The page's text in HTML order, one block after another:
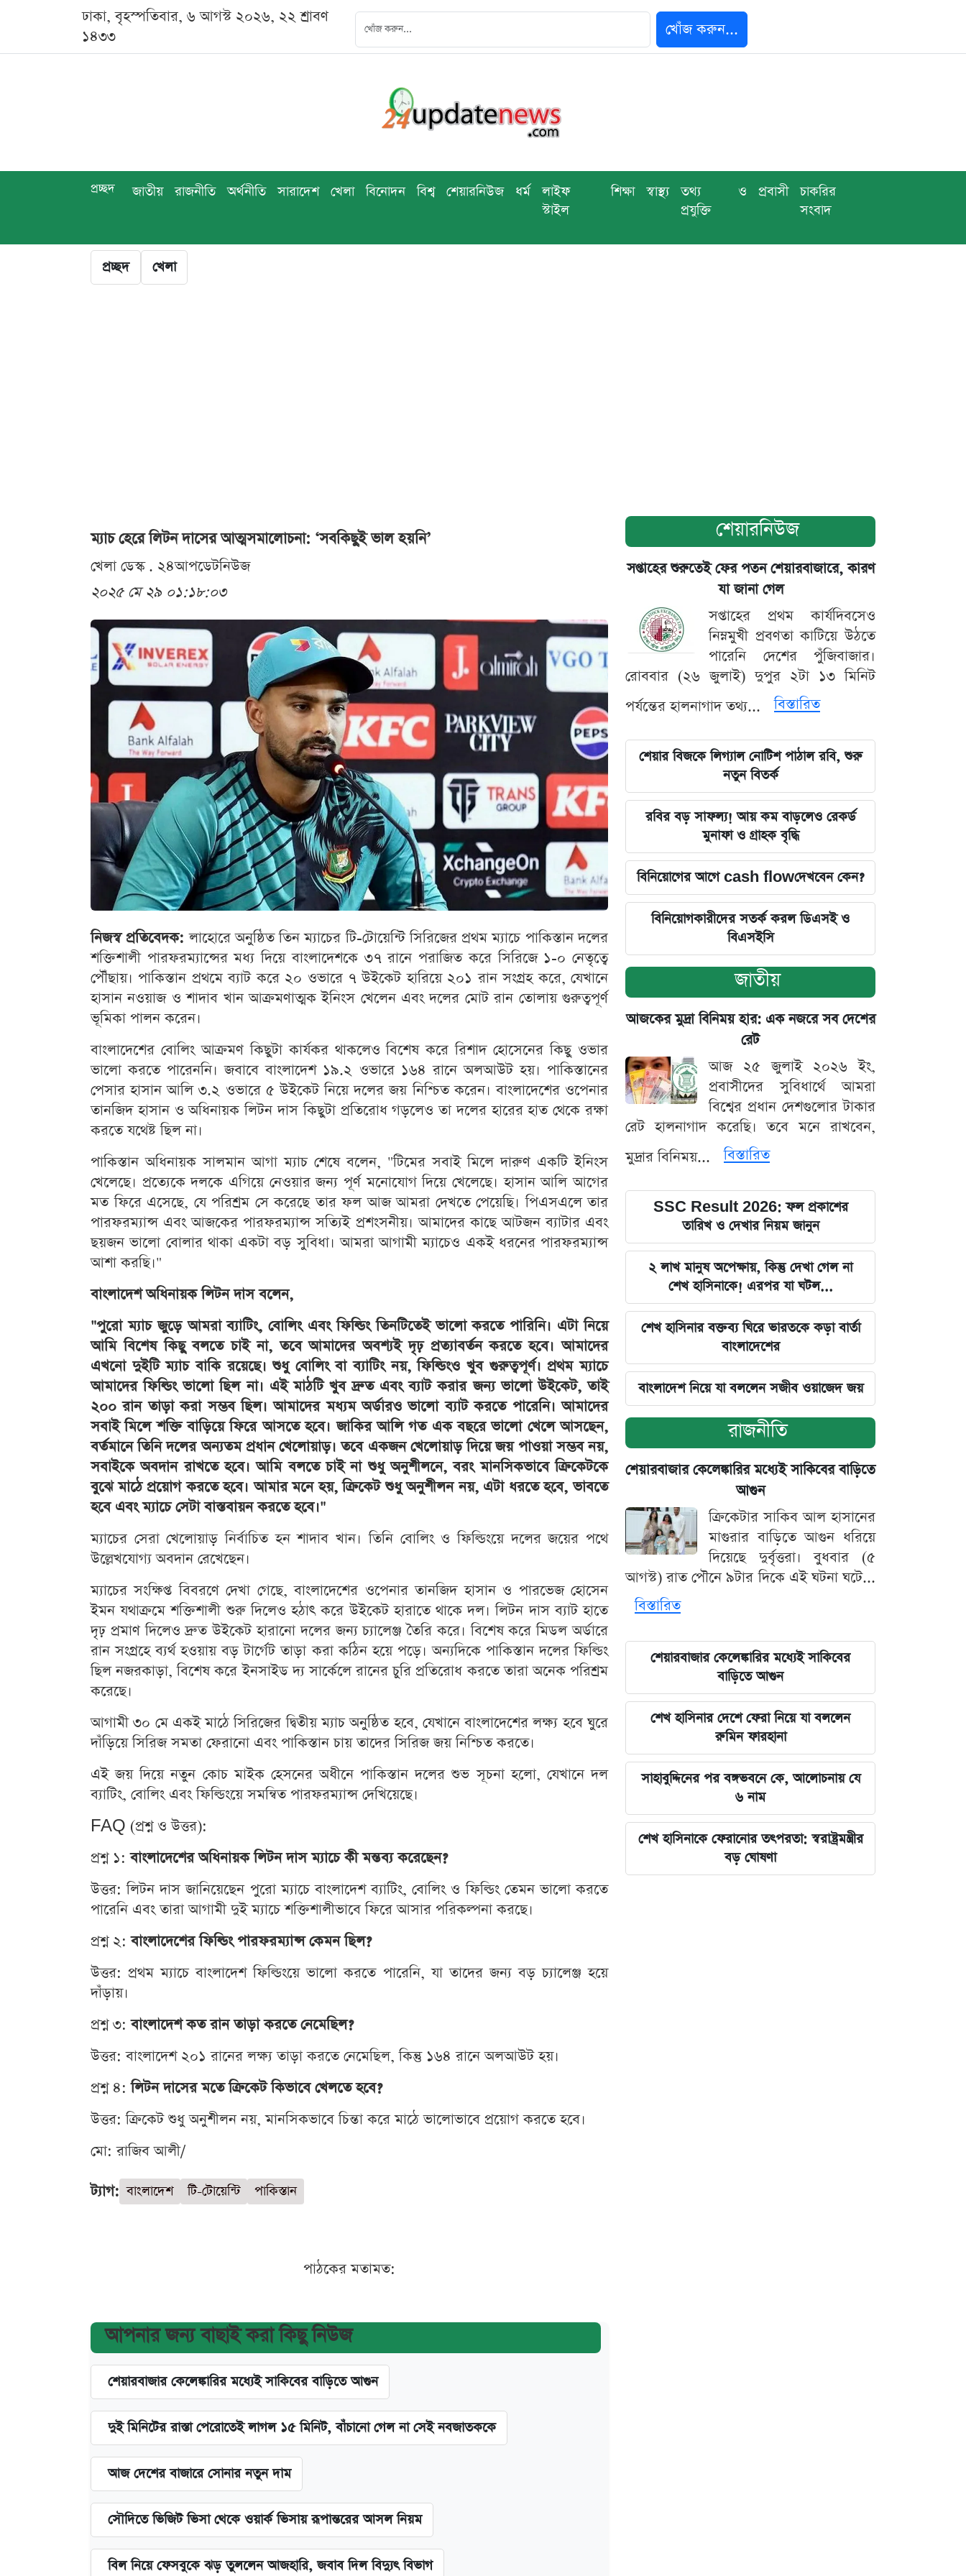
ঢাকা, বৃহস্পতিবার, ৬ আগস্ট ২০২৬, ২২ শ্রাবণ
১৪৩৩
খোঁজ করুন...
প্রচ্ছদ জাতীয় রাজনীতি অর্থনীতি সারাদেশ খেলা বিনোদন বিশ্ব শেয়ারনিউজ ধর্ম
লাইফ
স্টাইল
শিক্ষা স্বাস্থ্য
তথ্য ও
প্রযুক্তি
প্রবাসী
চাকরির
সংবাদ
প্রচ্ছদ খেলা
ম্যাচ হেরে লিটন দাসের আত্মসমালোচনা: ‘সবকিছুই ভাল হয়নি’
খেলা ডেস্ক . ২৪আপডেটনিউজ
২০২৫ মে ২৯ ০১:১৮:০৩
নিজস্ব প্রতিবেদক: লাহোরে অনুষ্ঠিত তিন ম্যাচের টি-টোয়েন্টি সিরিজের প্রথম ম্যাচে পাকিস্তান দলের
শক্তিশালী পারফরম্যান্সের মধ্য দিয়ে বাংলাদেশকে ৩৭ রানে পরাজিত করে সিরিজে ১-০ নেতৃত্বে
পৌঁছায়। পাকিস্তান প্রথমে ব্যাট করে ২০ ওভারে ৭ উইকেট হারিয়ে ২০১ রান সংগ্রহ করে, যেখানে
হাসান নওয়াজ ও শাদাব খান আক্রমণাত্মক ইনিংস খেলেন এবং দলের মোট রান তোলায় গুরুত্বপূর্ণ
ভূমিকা পালন করেন।
বাংলাদেশের বোলিং আক্রমণ কিছুটা কার্যকর থাকলেও বিশেষ করে রিশাদ হোসেনের কিছু ওভার
ভালো করতে পারেননি। জবাবে বাংলাদেশ ১৯.২ ওভারে ১৬৪ রানে অলআউট হয়। পাকিস্তানের
পেসার হাসান আলি ৩.২ ওভারে ৫ উইকেট নিয়ে দলের জয় নিশ্চিত করেন। বাংলাদেশের ওপেনার
তানজিদ হাসান ও অধিনায়ক লিটন দাস কিছুটা প্রতিরোধ গড়লেও তা দলের হারের হাত থেকে রক্ষা
করতে যথেষ্ট ছিল না।
পাকিস্তান অধিনায়ক সালমান আগা ম্যাচ শেষে বলেন, "টিমের সবাই মিলে দারুণ একটি ইনিংস
খেলেছে। প্রত্যেকে দলকে এগিয়ে নেওয়ার জন্য পূর্ণ মনোযোগ দিয়ে খেলেছে। হাসান আলি আগের
মত ফিরে এসেছে, যে পরিশ্রম সে করেছে তার ফল আজ আমরা দেখতে পেয়েছি। পিএসএলে তার
পারফরম্যান্স এবং আজকের পারফরম্যান্স সত্যিই প্রশংসনীয়। আমাদের কাছে আটজন ব্যাটার এবং
ছয়জন ভালো বোলার থাকা একটা বড় সুবিধা। আমরা আগামী ম্যাচেও একই ধরনের পারফরম্যান্স
আশা করছি।"
বাংলাদেশ অধিনায়ক লিটন দাস বলেন,
"পুরো ম্যাচ জুড়ে আমরা ব্যাটিং, বোলিং এবং ফিল্ডিং তিনটিতেই ভালো করতে পারিনি। এটা নিয়ে
আমি বিশেষ কিছু বলতে চাই না, তবে আমাদের অবশ্যই দৃঢ় প্রত্যাবর্তন করতে হবে। আমাদের
এখনো দুইটি ম্যাচ বাকি রয়েছে। শুধু বোলিং বা ব্যাটিং নয়, ফিল্ডিংও খুব গুরুত্বপূর্ণ। প্রথম ম্যাচে
আমাদের ফিল্ডিং ভালো ছিল না। এই মাঠটি খুব দ্রুত এবং ব্যাট করার জন্য ভালো উইকেট, তাই
২০০ রান তাড়া করা সম্ভব ছিল। আমাদের মধ্যম অর্ডারও ভালো ব্যাট করতে পারেনি। আমাদের
সবাই মিলে শক্তি বাড়িয়ে ফিরে আসতে হবে। জাকির আলি গত এক বছরে ভালো খেলে আসছেন,
বর্তমানে তিনি দলের অন্যতম প্রধান খেলোয়াড়। তবে একজন খেলোয়াড় দিয়ে জয় পাওয়া সম্ভব নয়,
সবাইকে অবদান রাখতে হবে। আমি বলতে চাই না শুধু অনুশীলনে, বরং মানসিকভাবে ক্রিকেটকে
বুঝে মাঠে প্রয়োগ করতে হবে। আমার মনে হয়, ক্রিকেট শুধু অনুশীলন নয়, এটা ধরতে হবে, ভাবতে
হবে এবং ম্যাচে সেটা বাস্তবায়ন করতে হবে।"
ম্যাচের সেরা খেলোয়াড় নির্বাচিত হন শাদাব খান। তিনি বোলিং ও ফিল্ডিংয়ে দলের জয়ের পথে
উল্লেখযোগ্য অবদান রেখেছেন।
ম্যাচের সংক্ষিপ্ত বিবরণে দেখা গেছে, বাংলাদেশের ওপেনার তানজিদ হাসান ও পারভেজ হোসেন
ইমন যথাক্রমে শক্তিশালী শুরু দিলেও হঠাৎ করে উইকেট হারাতে থাকে দল। লিটন দাস ব্যাট হাতে
দৃঢ় প্রমাণ দিলেও দ্রুত উইকেট হারানো দলের জন্য চ্যালেঞ্জ তৈরি করে। বিশেষ করে মিডল অর্ডারে
রান সংগ্রহে ব্যর্থ হওয়ায় বড় টার্গেট তাড়া করা কঠিন হয়ে পড়ে। অন্যদিকে পাকিস্তান দলের ফিল্ডিং
ছিল নজরকাড়া, বিশেষ করে ইনসাইড দ্য সার্কেলে রানের চুরি প্রতিরোধ করতে তারা অনেক পরিশ্রম
করেছে।
আগামী ৩০ মে একই মাঠে সিরিজের দ্বিতীয় ম্যাচ অনুষ্ঠিত হবে, যেখানে বাংলাদেশের লক্ষ্য হবে ঘুরে
দাঁড়িয়ে সিরিজ সমতা ফেরানো এবং পাকিস্তান চায় তাদের সিরিজ জয় নিশ্চিত করতে।
এই জয় দিয়ে নতুন কোচ মাইক হেসনের অধীনে পাকিস্তান দলের শুভ সূচনা হলো, যেখানে দল
ব্যাটিং, বোলিং এবং ফিল্ডিংয়ে সমন্বিত পারফরম্যান্স দেখিয়েছে।
FAQ (প্রশ্ন ও উত্তর):
প্রশ্ন ১:বাংলাদেশের অধিনায়ক লিটন দাস ম্যাচে কী মন্তব্য করেছেন?
উত্তর: লিটন দাস জানিয়েছেন পুরো ম্যাচে বাংলাদেশ ব্যাটিং, বোলিং ও ফিল্ডিং তেমন ভালো করতে
পারেনি এবং তারা আগামী দুই ম্যাচে শক্তিশালীভাবে ফিরে আসার পরিকল্পনা করছে।
প্রশ্ন ২:বাংলাদেশের ফিল্ডিং পারফরম্যান্স কেমন ছিল?
উত্তর: প্রথম ম্যাচে বাংলাদেশ ফিল্ডিংয়ে ভালো করতে পারেনি, যা তাদের জন্য বড় চ্যালেঞ্জ হয়ে
দাঁড়ায়।
প্রশ্ন ৩:বাংলাদেশ কত রান তাড়া করতে নেমেছিল?
উত্তর: বাংলাদেশ ২০১ রানের লক্ষ্য তাড়া করতে নেমেছিল, কিন্তু ১৬৪ রানে অলআউট হয়।
প্রশ্ন ৪:লিটন দাসের মতে ক্রিকেট কিভাবে খেলতে হবে?
উত্তর: ক্রিকেট শুধু অনুশীলন নয়, মানসিকভাবে চিন্তা করে মাঠে ভালোভাবে প্রয়োগ করতে হবে।
মো: রাজিব আলী/
ট্যাগ: বাংলাদেশ টি-টোয়েন্টি পাকিস্তান
পাঠকের মতামত:
আপনার জন্য বাছাই করা কিছু নিউজ
শেয়ারবাজার কেলেঙ্কারির মধ্যেই সাকিবের বাড়িতে আগুন
দুই মিনিটের রাস্তা পেরোতেই লাগল ১৫ মিনিট, বাঁচানো গেল না সেই নবজাতককে
আজ দেশের বাজারে সোনার নতুন দাম
সৌদিতে ভিজিট ভিসা থেকে ওয়ার্ক ভিসায় রূপান্তরের আসল নিয়ম
বিল নিয়ে ফেসবুকে ঝড় তুললেন আজহারি, জবাব দিল বিদ্যুৎ বিভাগ
শেয়ারনিউজ
সপ্তাহের শুরুতেই ফের পতন শেয়ারবাজারে, কারণ
যা জানা গেল
সপ্তাহের প্রথম কার্যদিবসেও
নিম্নমুখী প্রবণতা কাটিয়ে উঠতে
পারেনি দেশের পুঁজিবাজার।
রোববার (২৬ জুলাই) দুপুর ২টা ১৩ মিনিট
পর্যন্তের হালনাগাদ তথ্য...
বিস্তারিত
শেয়ার বিজকে লিগ্যাল নোটিশ পাঠাল রবি, শুরু
নতুন বিতর্ক
রবির বড় সাফল্য! আয় কম বাড়লেও রেকর্ড
মুনাফা ও গ্রাহক বৃদ্ধি
বিনিয়োগের আগে cash flowদেখবেন কেন?
বিনিয়োগকারীদের সতর্ক করল ডিএসই ও
বিএসইসি
জাতীয়
আজকের মুদ্রা বিনিময় হার: এক নজরে সব দেশের
রেট
আজ ২৫ জুলাই ২০২৬ ইং,
প্রবাসীদের সুবিধার্থে আমরা
বিশ্বের প্রধান দেশগুলোর টাকার
রেট হালনাগাদ করেছি। তবে মনে রাখবেন,
মুদ্রার বিনিময়...
বিস্তারিত
SSC Result 2026: ফল প্রকাশের
তারিখ ও দেখার নিয়ম জানুন
২ লাখ মানুষ অপেক্ষায়, কিন্তু দেখা গেল না
শেখ হাসিনাকে! এরপর যা ঘটল...
শেখ হাসিনার বক্তব্য ঘিরে ভারতকে কড়া বার্তা
বাংলাদেশের
বাংলাদেশ নিয়ে যা বললেন সজীব ওয়াজেদ জয়
রাজনীতি
শেয়ারবাজার কেলেঙ্কারির মধ্যেই সাকিবের বাড়িতে
আগুন
ক্রিকেটার সাকিব আল হাসানের
মাগুরার বাড়িতে আগুন ধরিয়ে
দিয়েছে দুর্বৃত্তরা। বুধবার (৫
আগস্ট) রাত পৌনে ৯টার দিকে এই ঘটনা ঘটে...
বিস্তারিত
শেয়ারবাজার কেলেঙ্কারির মধ্যেই সাকিবের
বাড়িতে আগুন
শেখ হাসিনার দেশে ফেরা নিয়ে যা বললেন
রুমিন ফারহানা
সাহাবুদ্দিনের পর বঙ্গভবনে কে, আলোচনায় যে
৬ নাম
শেখ হাসিনাকে ফেরানোর তৎপরতা: স্বরাষ্ট্রমন্ত্রীর
বড় ঘোষণা